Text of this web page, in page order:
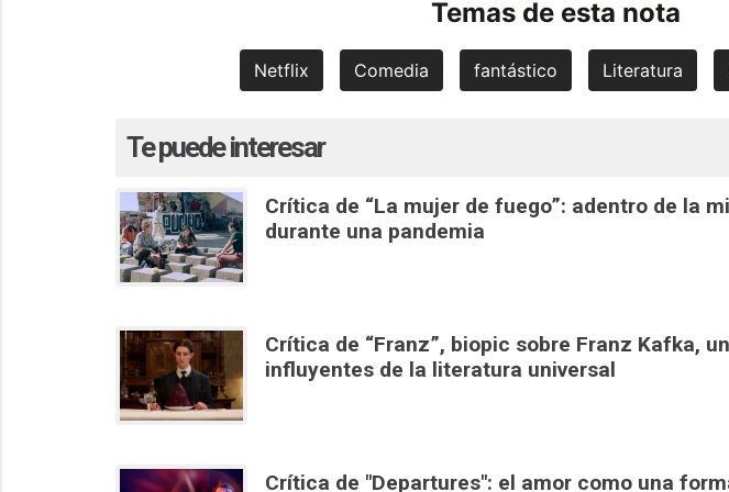
Temas de esta nota
Netflix Comedia fantástico Literatura
Te puede interesar
Crítica de “La mujer de fuego”: adentro de la
durante una pandemia
Crítica de “Franz”, biopic sobre Franz Kafka,
influyentes de la literatura universal
Crítica de "Departures": el amor como una